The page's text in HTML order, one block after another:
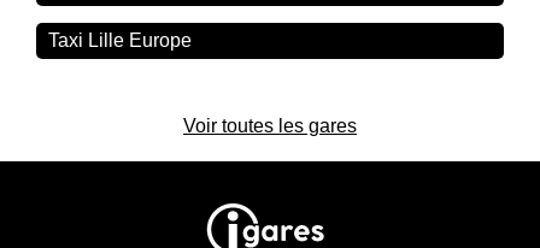
Taxi Lille Europe
Voir toutes les gares